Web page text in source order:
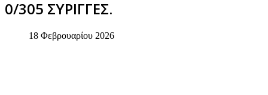
0/305 ΣΥΡΙΓΓΕΣ.
18 Φεβρουαρίου 2026